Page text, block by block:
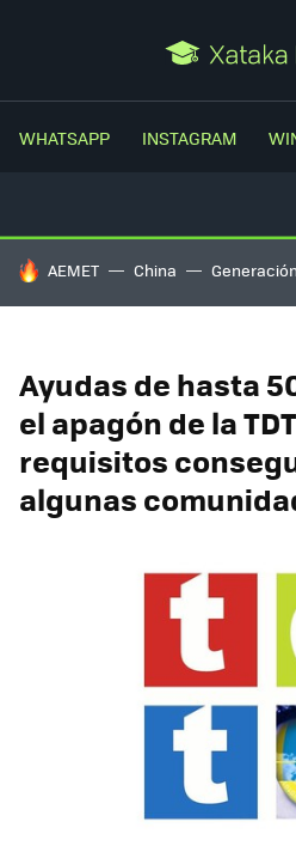
WHATSAPP INSTAGRAM
HOY SE HABLA DE
AEMET China
Ayudas de hasta
el apagón de la
requisitos
algunas